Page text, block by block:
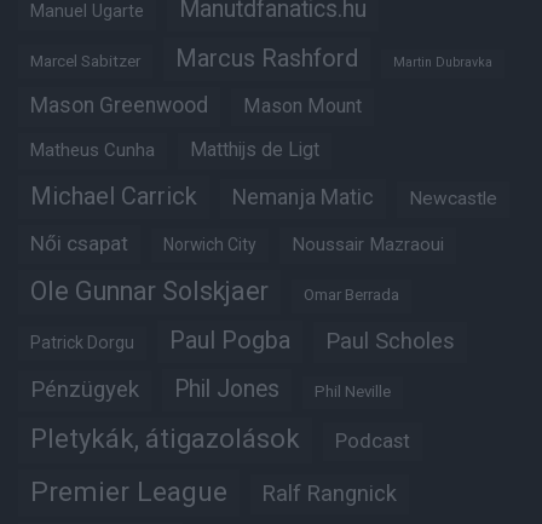
Manuel Ugarte Manutdfanatics.hu
Marcel Sabitzer Marcus Rashford Martin Dubravka
Mason Greenwood Mason Mount
Matheus Cunha Matthijs de Ligt
Michael Carrick Nemanja Matic Newcastle
Női csapat Norwich City Noussair Mazraoui
Ole Gunnar Solskjaer Omar Berrada
Patrick Dorgu Paul Pogba Paul Scholes
Pénzügyek Phil Jones Phil Neville
Pletykák, átigazolások Podcast
Premier League Ralf Rangnick